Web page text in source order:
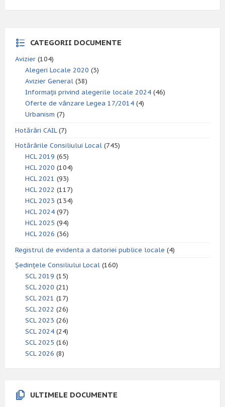
CATEGORII DOCUMENTE
Avizier (104)
Alegeri Locale 2020 (3)
Avizier General (38)
Informații privind alegerile locale 2024 (46)
Oferte de vânzare Legea 17/2014 (4)
Urbanism (7)
Hotărâri CAIL(7)
Hotărârile Consiliului Local (745)
HCL 2019 (65)
HCL 2020 (104)
HCL 2021 (93)
HCL 2022 (117)
HCL 2023 (134)
HCL 2024 (97)
HCL 2025 (94)
HCL 2026 (36)
Registrul de evidenta a datoriei publice locale (4)
Ședințele Consiliului Local (160)
SCL 2019 (15)
SCL 2020 (21)
SCL 2021 (17)
SCL 2022 (26)
SCL 2023 (26)
SCL 2024 (24)
SCL 2025 (16)
SCL 2026 (8)
ULTIMELE DOCUMENTE